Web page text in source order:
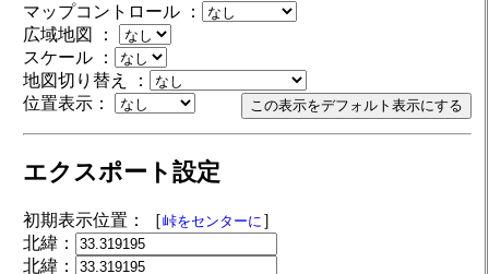
マップコントロール ：
広域地図 ：
スケール ：
地図切り替え ：
位置表示：
エクスポート設定
初期表示位置：［峠をセンターに ］
北緯：
北緯：